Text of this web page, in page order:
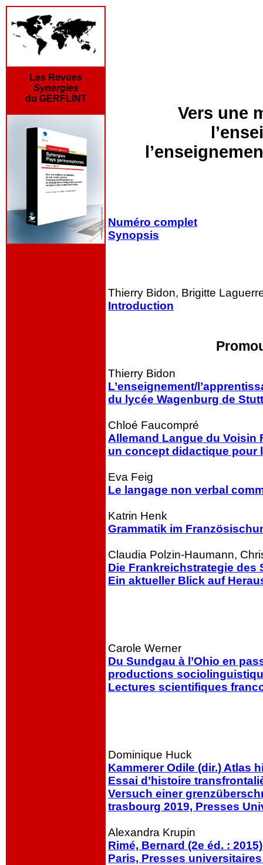
Les Revues
Synergies
du GERFLINT
Vers une
Numéro complet
Synopsis
Thierry Bidon, Brigitte
Introduction
Thierry Bidon
L’enseignement/
du lycée Wagenburg de
Chloé Faucompré
Allemand Langue du Voisin
un concept didactique pour
Eva Feig
Le langage non verbal
Katrin Henk
Grammatik im
Claudia Polzin-Haumann,
Die Frankreichstrategie des
Ein aktueller Blick auf
Carole Werner
Du Sundgau à l’Ohio en
productions
Lectures scientifiques
Dominique Huck
Kammerer Odile (dir.) Atlas
Essai d’histoire
Versuch einer
trasbourg 2019, Presses
Alexandra Krupin
Rimé, Bernard (2e éd. :
Paris, Presses